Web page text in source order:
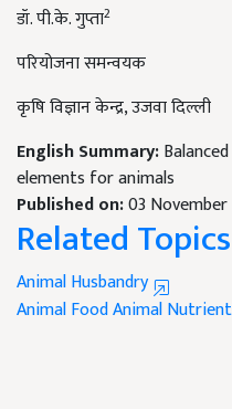
डॉ. पी.के. गुप्ता2
परियोजना समन्वयक
कृषि विज्ञान केन्द्र, उजवा दिल्ली
English Summary:
elements for animals
Published on:03 November
Related Topics
Animal Husbandry
​​​​​​​Animal FoodAnimal